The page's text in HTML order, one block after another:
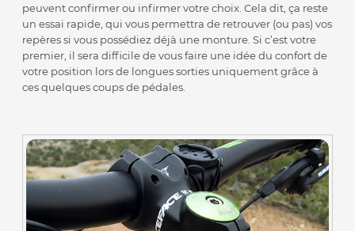
peuvent confirmer ou infirmer votre choix. Cela dit, ça reste
un essai rapide, qui vous permettra de retrouver (ou pas) vos
repères si vous possédiez déjà une monture. Si c’est votre
premier, il sera difficile de vous faire une idée du confort de
votre position lors de longues sorties uniquement grâce à
ces quelques coups de pédales.